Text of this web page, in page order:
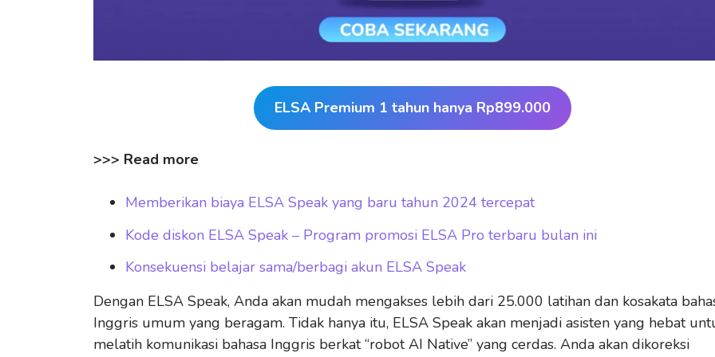
ELSA Premium 1 tahun hanya Rp899.000
>>> Read more
Memberikan biaya ELSA Speak yang baru tahun 2024 tercepat
Kode diskon ELSA Speak – Program promosi ELSA Pro terbaru bulan ini
Konsekuensi belajar sama/berbagi akun ELSA Speak
Dengan ELSA Speak, Anda akan mudah mengakses lebih dari 25.000 latihan dan kosakata
Inggris umum yang beragam. Tidak hanya itu, ELSA Speak akan menjadi asisten yang hebat
melatih komunikasi bahasa Inggris berkat “robot AI Native” yang cerdas. Anda akan dikoreksi